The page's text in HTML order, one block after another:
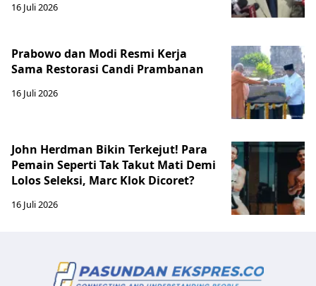
16 Juli 2026
Prabowo dan Modi Resmi Kerja
Sama Restorasi Candi Prambanan
16 Juli 2026
John Herdman Bikin Terkejut! Para
Pemain Seperti Tak Takut Mati Demi
Lolos Seleksi, Marc Klok Dicoret?
16 Juli 2026